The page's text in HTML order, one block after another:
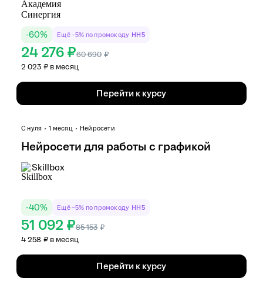
-60% Ещё −5% по промокоду HH5
24 276 ₽60 690 ₽
2 023 ₽ в месяц
Перейти к курсу
С нуля 1 месяц Нейросети
Нейросети для работы с графикой
Skillbox
-40% Ещё −5% по промокоду HH5
51 092 ₽85 153 ₽
4 258 ₽ в месяц
Перейти к курсу